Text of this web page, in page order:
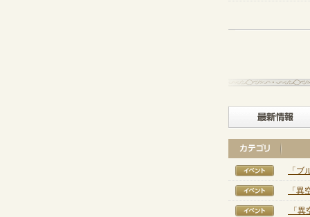
【イ
「
【イ
「
【イ
「